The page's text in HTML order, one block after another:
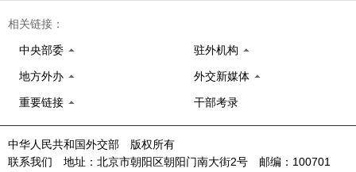
相关链接：
中央部委 驻外机构
地方外办 外交新媒体
重要链接 干部考录
中华人民共和国外交部 版权所有
联系我们 地址：北京市朝阳区朝阳门南大街2号 邮编：100701